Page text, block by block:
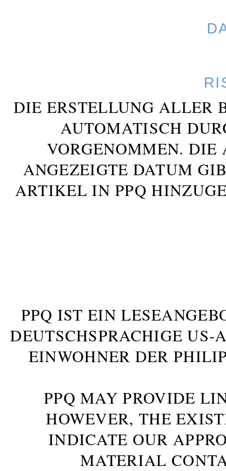
DIE ERSTELLUNG ALLER
AUTOMATISCH
VORGENOMMEN. DIE
ANGEZEIGTE DATUM
ARTIKEL IN PPQ
PPQ IST EIN
DEUTSCHSPRACHIGE US-
INWOHNER DER
PPQ MAY PROVIDE
HOWEVER, THE
INDICATE OUR
MATERIAL